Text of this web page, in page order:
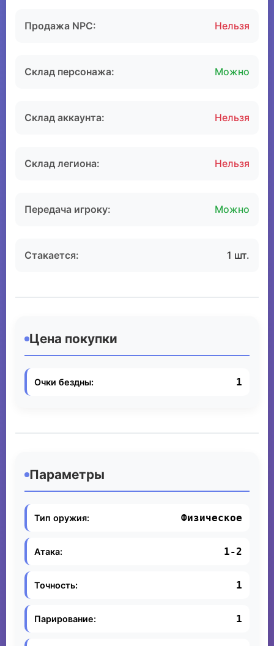
Продажа NPC: Нельзя
Склад персонажа: Можно
Склад аккаунта: Нельзя
Склад легиона: Нельзя
Передача игроку: Можно
Стакается: 1 шт.
Цена покупки
Очки бездны: 1
Параметры
Тип оружия: Физическое
Атака: 1-2
Точность: 1
Парирование: 1